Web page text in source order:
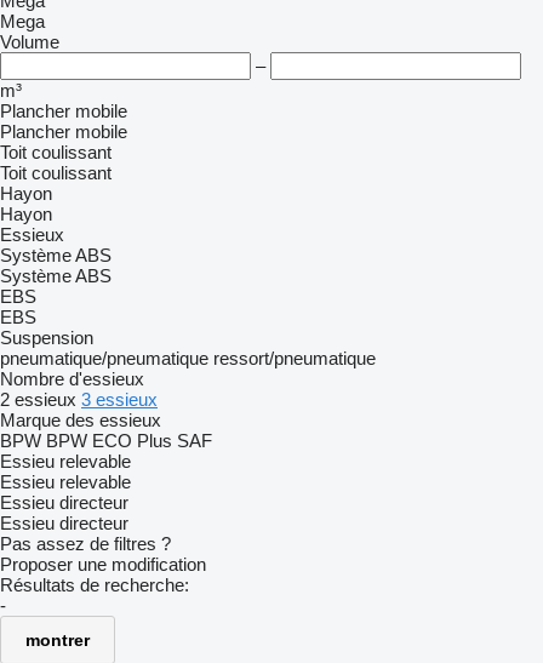
Mega
Volume
–
m³
Plancher mobile
Plancher mobile
Toit coulissant
Toit coulissant
Hayon
Hayon
Essieux
Système ABS
Système ABS
EBS
EBS
Suspension
pneumatique/pneumatique ressort/pneumatique
Nombre d'essieux
2 essieux 3 essieux
Marque des essieux
BPW BPW ECO Plus SAF
Essieu relevable
Essieu relevable
Essieu directeur
Essieu directeur
Pas assez de filtres ?
Proposer une modification
Résultats de recherche:
-
montrer